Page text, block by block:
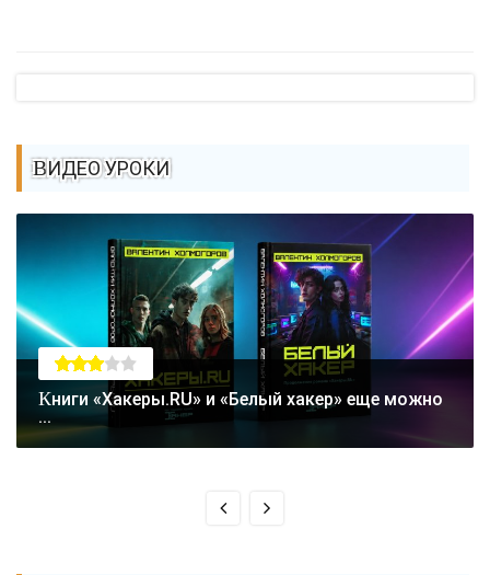
ВИДЕО УРОКИ
Книги «Хакеры.RU» и «Белый хакер» еще можно
...